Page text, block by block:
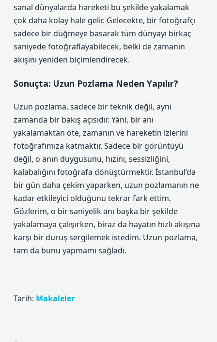
sanal dünyalarda hareketi bu şekilde yakalamak
çok daha kolay hale gelir. Gelecekte, bir fotoğrafçı
sadece bir düğmeye basarak tüm dünyayı birkaç
saniyede fotoğraflayabilecek, belki de zamanın
akışını yeniden biçimlendirecek.
Sonuçta: Uzun Pozlama Neden Yapılır?
Uzun pozlama, sadece bir teknik değil, aynı
zamanda bir bakış açısıdır. Yani, bir anı
yakalamaktan öte, zamanın ve hareketin izlerini
fotoğrafımıza katmaktır. Sadece bir görüntüyü
değil, o anın duygusunu, hızını, sessizliğini,
kalabalığını fotoğrafa dönüştürmektir. İstanbul’da
bir gün daha çekim yaparken, uzun pozlamanın ne
kadar etkileyici olduğunu tekrar fark ettim.
Gözlerim, o bir saniyelik anı başka bir şekilde
yakalamaya çalışırken, biraz da hayatın hızlı akışına
karşı bir duruş sergilemek istedim. Uzun pozlama,
tam da bunu yapmamı sağladı.
Tarih: Makaleler